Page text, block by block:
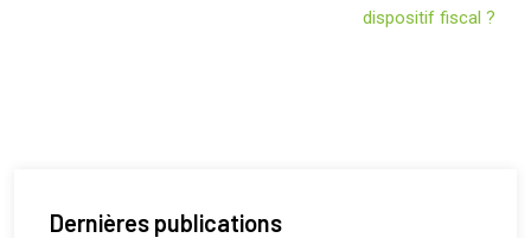
dispositif fiscal ?
Dernières publications